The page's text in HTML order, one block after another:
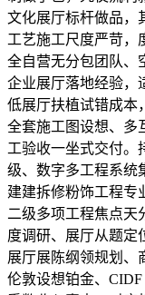
文化展厅标杆做品，
工艺施工尺度严苛，
全自营无分包团队、
企业展厅落地经验，
低展厅扶植试错成本
全套施工图设想、多
工验收一坐式交付。
级、数字多工程系统
建建拆修粉饰工程专
二级多项工程焦点天
度调研、展厅从题定
展厅展陈纲领规划、
伦敦设想铂金、